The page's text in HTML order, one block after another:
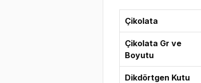
Çikolata
Çikolata Gr ve
Boyutu
Dikdörtgen Kutu